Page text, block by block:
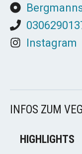
Instagram
INFOS ZUM
HIGHLIGHTS